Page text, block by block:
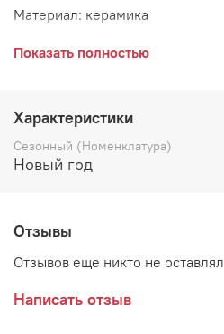
Материал: керамика
Страна: Эстония
Показать полностью
Характеристики
Сезонный (Номенклатура)
Новый год
Отзывы
Отзывов еще никто не оставлял
Написать отзыв